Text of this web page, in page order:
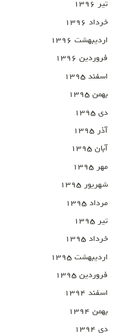
تیر ۱۳۹۶
خرداد ۱۳۹۶
اردیبهشت ۱۳۹۶
فروردین ۱۳۹۶
اسفند ۱۳۹۵
بهمن ۱۳۹۵
دی ۱۳۹۵
آذر ۱۳۹۵
آبان ۱۳۹۵
مهر ۱۳۹۵
شهریور ۱۳۹۵
مرداد ۱۳۹۵
تیر ۱۳۹۵
خرداد ۱۳۹۵
اردیبهشت ۱۳۹۵
فروردین ۱۳۹۵
اسفند ۱۳۹۴
بهمن ۱۳۹۴
دی ۱۳۹۴